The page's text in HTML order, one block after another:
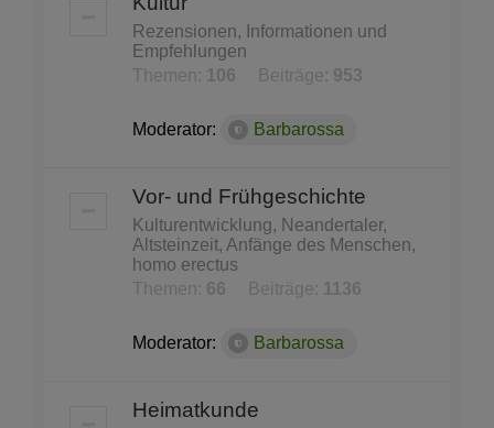
Rezensionen, Informationen und
Empfehlungen
Themen:
106 Beiträge: 953
Moderator: Barbarossa
Vor- und Frühgeschichte
Kulturentwicklung, Neandertaler,
Altsteinzeit, Anfänge des Menschen,
homo erectus
Themen: 66 Beiträge: 1136
Moderator: Barbarossa
Heimatkunde